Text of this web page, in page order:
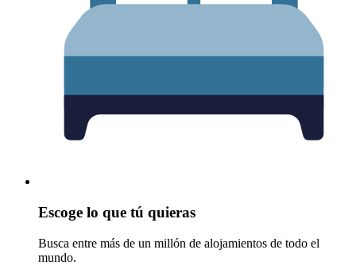
Escoge lo que tú quieras
Busca entre más de un millón de alojamientos de todo el
mundo.